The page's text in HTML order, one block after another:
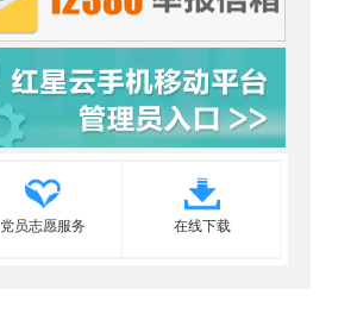
党员志愿服务 在线下载